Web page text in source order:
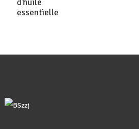
d'huile
essentielle